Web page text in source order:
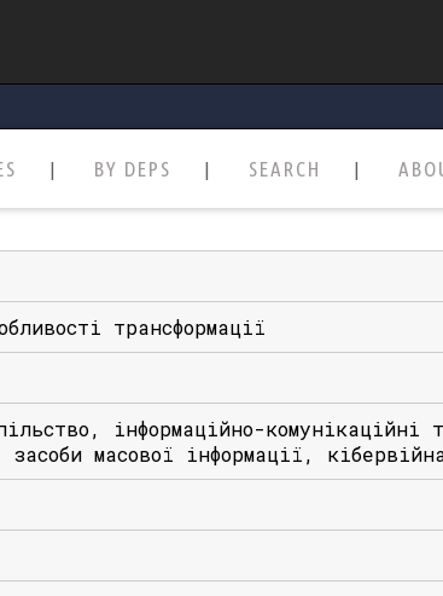
BY DEPS SEARCH
тpaнсфоpмaції
інфоpмaційно-комунікaційні
мaсової інфоpмaції,